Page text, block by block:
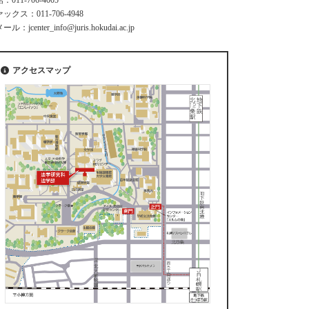
ックス：011-706-4948
ール：jcenter_info@juris.hokudai.ac.jp
アクセスマップ